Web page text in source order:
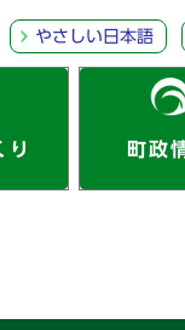
やさしい日本語
り 町政